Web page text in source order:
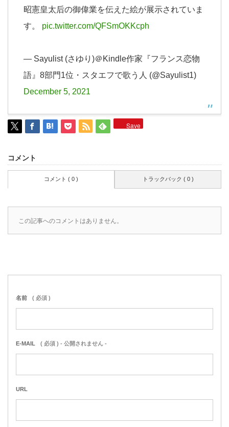
昭憲皇太后の御偉業を伝えた絵が展示されていま
す。 pic.twitter.com/QFSmOKKcph
— Sayulist (さゆり)＠Kindle作家『フランス恋物
語』8部門1位・スタエフで歌う人 (@Sayulist1)
December 5, 2021
Save
コメント
コメント ( 0 ) トラックバック ( 0 )
この記事へのコメントはありません。
名前 ( 必須 )
E-MAIL ( 必須 ) - 公開されません -
URL